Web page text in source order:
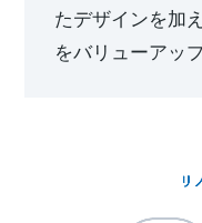
たデザインを加
をバリューアッ